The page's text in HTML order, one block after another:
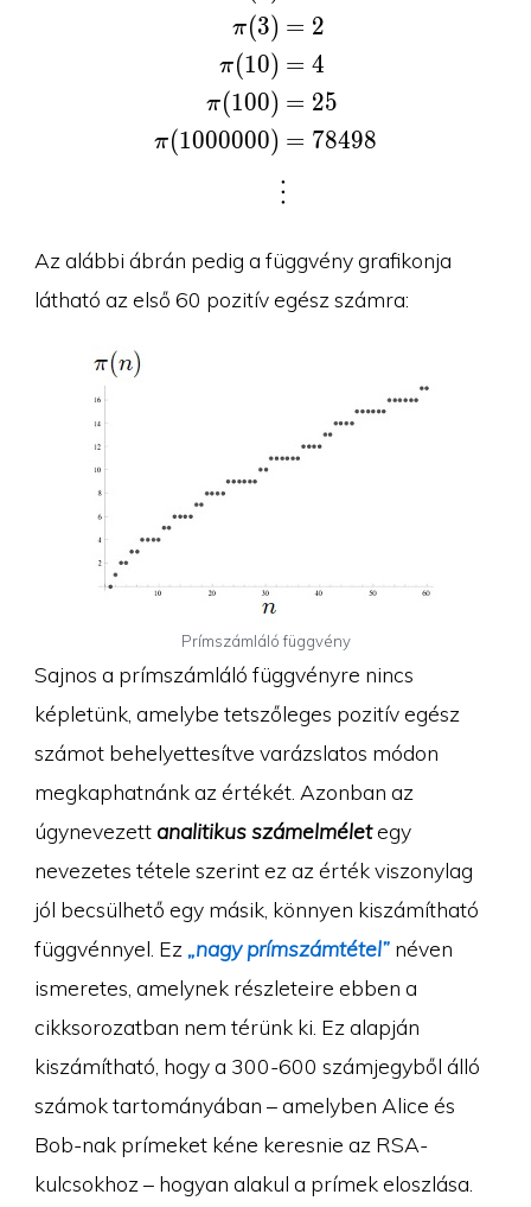
π(3)
π(10)
π(100)
π(1000000)
= 2
= 4
= 25
= 78498
⋮
Az alábbi ábrán pedig a függvény grafikonja
látható az első 60 pozitív egész számra:
Prímszámláló függvény
Sajnos a prímszámláló függvényre nincs
képletünk, amelybe tetszőleges pozitív egész
számot behelyettesítve varázslatos módon
megkaphatnánk az értékét. Azonban az
úgynevezett analitikus számelméletegy
nevezetes tétele szerint ez az érték viszonylag
jól becsülhető egy másik, könnyen kiszámítható
függvénnyel. Ez „nagy prímszámtétel”néven
ismeretes, amelynek részleteire ebben a
cikksorozatban nem térünk ki. Ez alapján
kiszámítható, hogy a 300-600 számjegyből álló
számok tartományában – amelyben Alice és
Bob-nak prímeket kéne keresnie az RSA-
kulcsokhoz – hogyan alakul a prímek eloszlása.